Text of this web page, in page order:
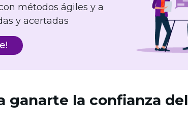
métodos ágiles y a
y acertadas
ganarte la confianza del